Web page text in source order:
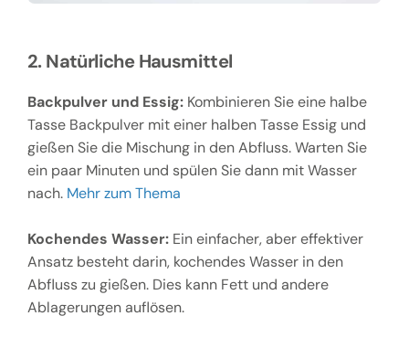
2. Natürliche Hausmittel
Backpulver und Essig:Kombinieren Sie eine halbe
Tasse Backpulver mit einer halben Tasse Essig und
gießen Sie die Mischung in den Abfluss. Warten Sie
ein paar Minuten und spülen Sie dann mit Wasser
nach. Mehr zum Thema
Kochendes Wasser:Ein einfacher, aber effektiver
Ansatz besteht darin, kochendes Wasser in den
Abfluss zu gießen. Dies kann Fett und andere
Ablagerungen auflösen.